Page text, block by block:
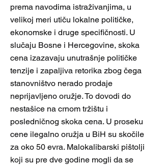
prema navodima istraživanjima, u
velikoj meri utiču lokalne političke,
ekonomske i druge specifičnosti. U
slučaju Bosne i Hercegovine, skoka
cena izazavaju unutrašnje političke
tenzije i zapaljiva retorika zbog čega
stanovništvo nerado prodaje
neprijavljeno oružje. To dovodi do
nestašice na crnom tržištu i
posledničnog skoka cena. U proseku
cene ilegalno oružja u BiH su skočile
za oko 50 evra. Malokalibarski pištolji
koji su pre dve godine mogli da se